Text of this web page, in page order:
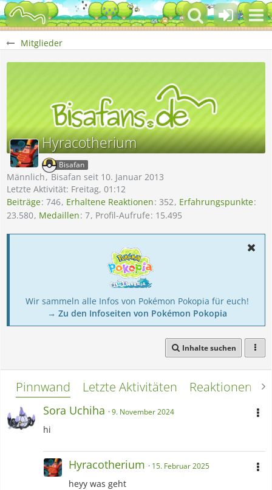
Mitglieder
Hyracotherium
Bisafan
Männlich Bisafan seit 10. Januar 2013
Letzte Aktivität: Freitag, 01:12
Beiträge 746 Erhaltene Reaktionen 352 Erfahrungspunkte
23.580 Medaillen 7 Profil-Aufrufe 15.495
Wir sammeln alle Infos von Pokémon Pokopia für euch!
→ Zu den Infoseiten von Pokémon Pokopia
Inhalte suchen
Pinnwand Letzte Aktivitäten Reaktionen
Sora Uchiha 9. November 2024
hi
Hyracotherium 15. Februar 2025
heyy was geht